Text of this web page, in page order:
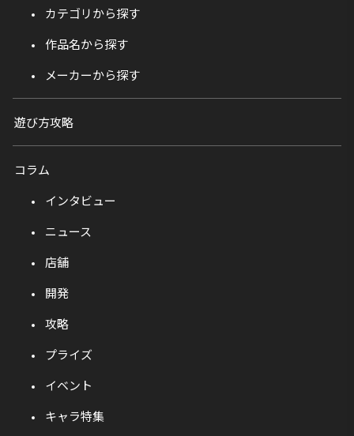
カテゴリから探す
作品名から探す
メーカーから探す
遊び方攻略
コラム
インタビュー
ニュース
店舗
開発
攻略
プライズ
イベント
キャラ特集